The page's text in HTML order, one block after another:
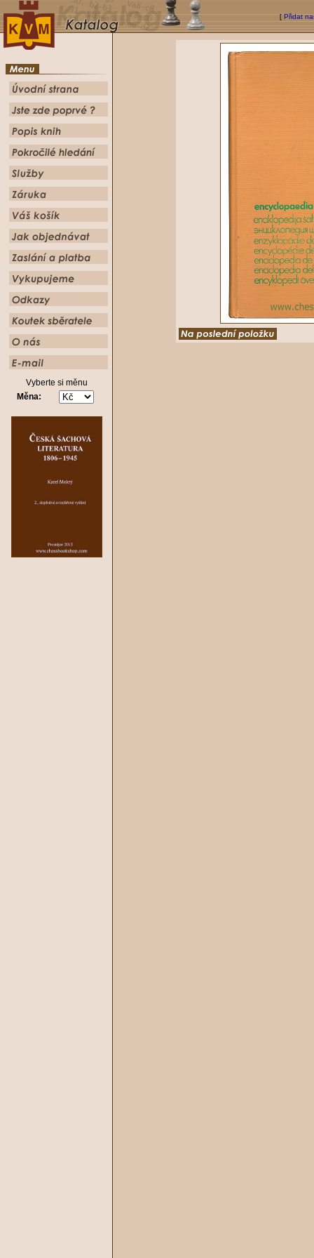
[ Přidat
Vyberte si měnu
Měna: